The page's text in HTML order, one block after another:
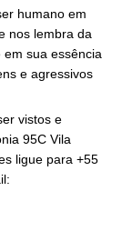
humano em
nos lembra da
sua essência
e agressivos
vistos e
95C Vila
ligue para +55